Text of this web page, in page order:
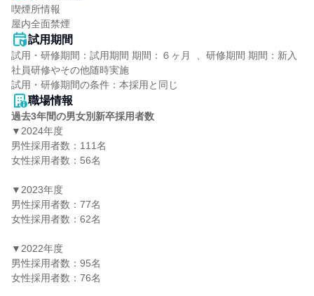
喫煙所情報
屋内全面禁煙
試用期間
試用・研修期間：試用期間 期間：６ヶ月  、研修期間 期間：新入
社員研修やその他随時実施
職場情報
過去3年間の男女別新卒採用者数
▼2024年度
男性採用者数：111名
女性採用者数：56名
▼2023年度
男性採用者数：77名
女性採用者数：62名
▼2022年度
男性採用者数：95名
女性採用者数：76名